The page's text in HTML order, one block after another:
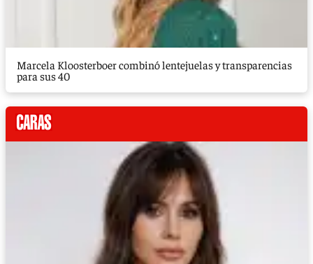
Marcela Kloosterboer combinó lentejuelas y transparencias
para sus 40